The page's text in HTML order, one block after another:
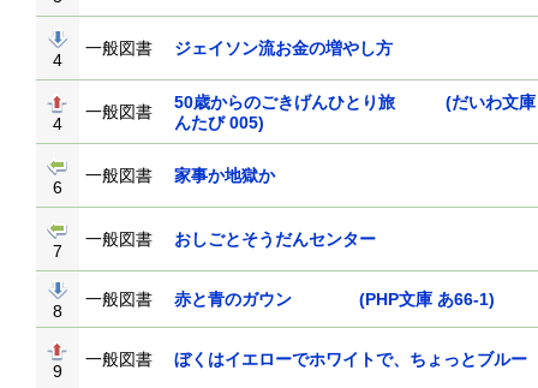
4
一般図書 ジェイソン流お金の増やし方
4
一般図書
50歳からのごきげんひとり旅 (だいわ文庫
んたび 005)
6
一般図書 家事か地獄か
7
一般図書 おしごとそうだんセンター
8
一般図書 赤と青のガウン (PHP文庫 あ66-1)
9
一般図書 ぼくはイエローでホワイトで、ちょっと